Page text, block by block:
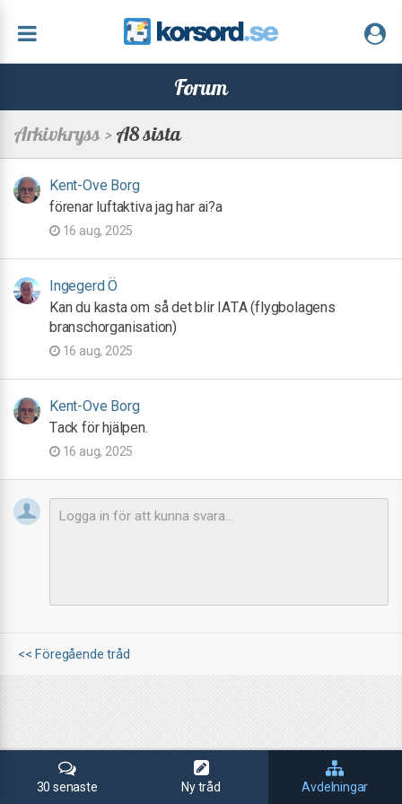
Forum
Arkivkryss >A8 sista
Kent-Ove Borg
förenar luftaktiva jag har ai?a
16 aug, 2025
Ingegerd Ö
Kan du kasta om så det blir IATA (flygbolagens
branschorganisation)
16 aug, 2025
Kent-Ove Borg
Tack för hjälpen.
16 aug, 2025
<< Föregående tråd
30 senaste Ny tråd Avdelningar